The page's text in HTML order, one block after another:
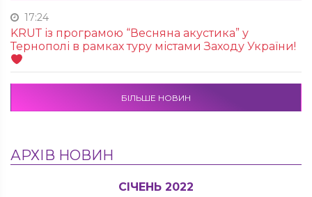
17:24
KRUТ із програмою “Весняна акустика” у
Тернополі в рамках туру містами Заходу України!
БІЛЬШЕ НОВИН
АРХІВ НОВИН
СІЧЕНЬ 2022